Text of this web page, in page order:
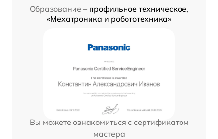
Образование – профильное техническое,
«Мехатроника и робототехника»
Вы можете ознакомиться с сертификатом
мастера